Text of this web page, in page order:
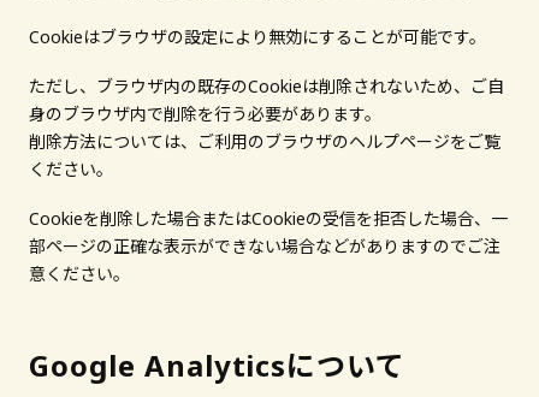
サイトマップ
和歌山県教育庁生涯学習局文化遺産課
〒640-8585
Cookieはブラウザの設定により無効にすることが可能です。
ただし、ブラウザ内の既存のCookieは削除されないため、ご自
身のブラウザ内で削除を行う必要があります。
削除方法については、ご利用のブラウザのヘルプページをご覧
ください。
Cookieを削除した場合またはCookieの受信を拒否した場合、一
部ページの正確な表示ができない場合などがありますのでご注
意ください。
Google Analyticsについて